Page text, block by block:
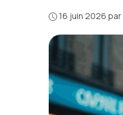
16 juin 2026 par